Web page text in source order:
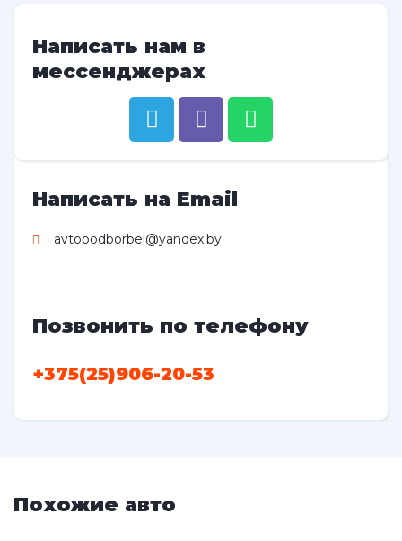
Написать нам в
мессенджерах
Написать на Email
avtopodborbel@yandex.by
Позвонить по телефону
+375(25)906-20-53
Похожие авто